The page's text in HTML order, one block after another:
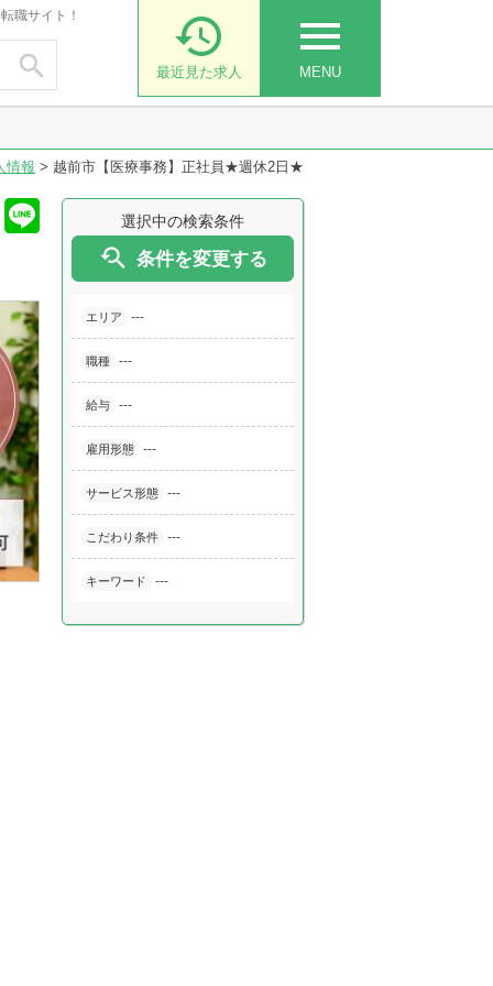
職サイト！

menu
MENU

最近見た求人
情報 > 越前市【医療事務】正社員★週休2日★
選択中の検索条件
 条件を変更する
エリア ---
職種 ---
給与 ---
雇用形態 ---
サービス形態 ---
こだわり条件 ---
キーワード ---